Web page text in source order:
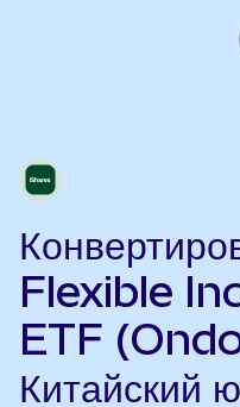
Flexible
ETF
Китайский